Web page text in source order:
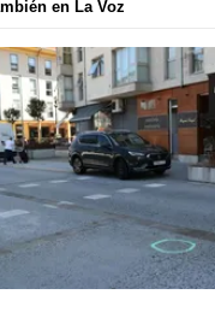
en La Voz